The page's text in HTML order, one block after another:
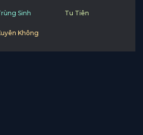
Sinh Tu Tiên
Không